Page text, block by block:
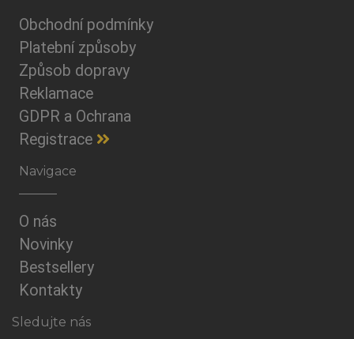
Obchodní podmínky
Platební způsoby
Způsob dopravy
Reklamace
GDPR a Ochrana
Registrace
Navigace
O nás
Novinky
Bestsellery
Kontakty
Sledujte nás